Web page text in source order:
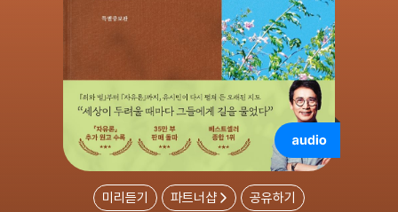
미리듣기 파트너샵 공유하기